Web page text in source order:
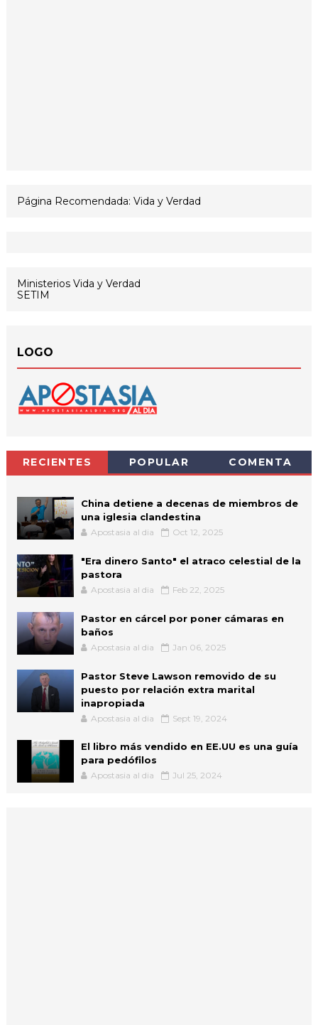
Página Recomendada: Vida y Verdad
Ministerios Vida y Verdad
SETIM
LOGO
RECIENTES POPULAR COMENTA
China detiene a decenas de miembros de
una iglesia clandestina
Apostasia al dia Oct 12, 2025
"Era dinero Santo" el atraco celestial de la
pastora
Apostasia al dia Feb 22, 2025
Pastor en cárcel por poner cámaras en
baños
Apostasia al dia Jan 06, 2025
Pastor Steve Lawson removido de su
puesto por relación extra marital
inapropiada
Apostasia al dia Sept 19, 2024
El libro más vendido en EE.UU es una guía
para pedófilos
Apostasia al dia Jul 25, 2024